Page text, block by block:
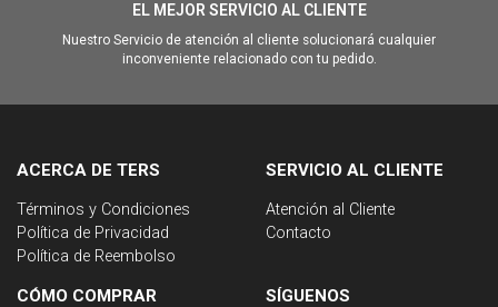
EL MEJOR SERVICIO AL CLIENTE
Nuestro Servicio de atención al cliente solucionará cualquier
inconveniente relacionado con tu pedido.
ACERCA DE TERS
Términos y Condiciones
Política de Privacidad
Política de Reembolso
SERVICIO AL CLIENTE
Atención al Cliente
Contacto
CÓMO COMPRAR SÍGUENOS